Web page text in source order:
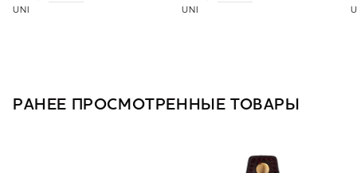
UNI UNI
РАНЕЕ ПРОСМОТРЕННЫЕ ТОВАРЫ